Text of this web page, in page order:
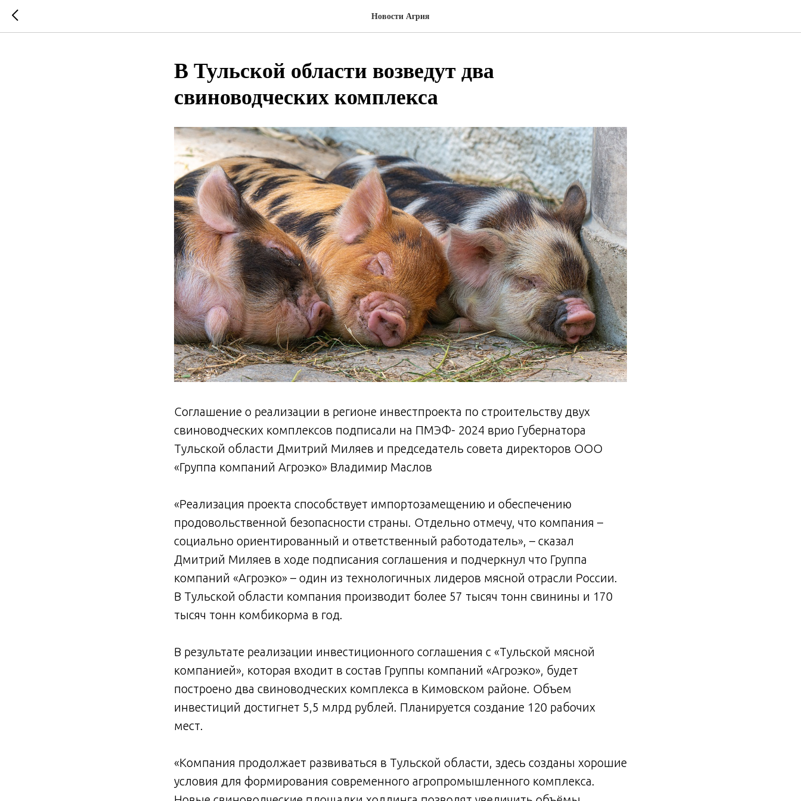
Новости Агрия
В Тульской области возведут два
свиноводческих комплекса
Соглашение о реализации в регионе инвестпроекта по строительству двух
свиноводческих комплексов подписали на ПМЭФ- 2024 врио Губернатора
Тульской области Дмитрий Миляев и председатель совета директоров ООО
«Группа компаний Агроэко» Владимир Маслов
«Реализация проекта способствует импортозамещению и обеспечению
продовольственной безопасности страны. Отдельно отмечу, что компания –
социально ориентированный и ответственный работодатель», – сказал
Дмитрий Миляев в ходе подписания соглашения и подчеркнул что Группа
компаний «Агроэко» – один из технологичных лидеров мясной отрасли России.
В Тульской области компания производит более 57 тысяч тонн свинины и 170
тысяч тонн комбикорма в год.
В результате реализации инвестиционного соглашения с «Тульской мясной
компанией», которая входит в состав Группы компаний «Агроэко», будет
построено два свиноводческих комплекса в Кимовском районе. Объем
инвестиций достигнет 5,5 млрд рублей. Планируется создание 120 рабочих
мест.
«Компания продолжает развиваться в Тульской области, здесь созданы хорошие
условия для формирования современного агропромышленного комплекса.